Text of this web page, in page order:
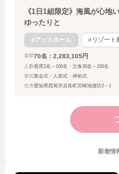
《1日1組限定》海風が心地
ゆったりと
#アットホーム #リゾート
金額 70名：2,283,105円
人数着席2名～100名・立食30名～150名
挙式教会式・人前式・神前式
住所愛知県西尾市吉良町宮崎地僧坊2－1
新着情